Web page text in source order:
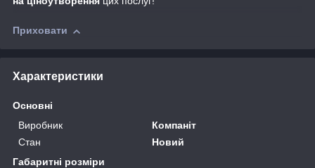
Приховати
Характеристики
Основні
Виробник
Компаніт
Стан
Новий
Габаритні розміри